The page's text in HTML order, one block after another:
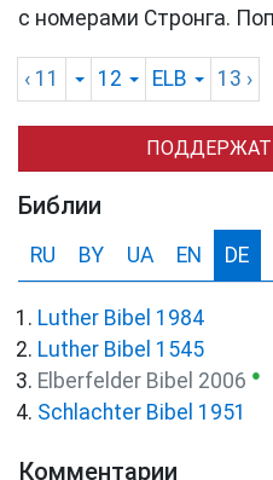
с номерами Стронга.
‹ 11 12 ELB 13 ›
Библии
RU BY UA EN DE
Luther Bibel 1984
Luther Bibel 1545
Elberfelder Bibel 2006 ●
Schlachter Bibel 1951
Комментарии